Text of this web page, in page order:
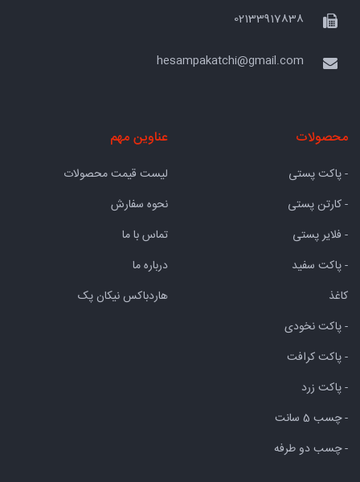
02133917838
hesampakatchi@gmail.com
محصولات
- پاکت پستی
- کارتن پستی
- فلایر پستی
- پاکت سفید
کاغذ
- پاکت نخودی
- پاکت کرافت
- پاکت زرد
- چسب 5 سانت
- چسب دو طرفه
عناوین مهم
لیست قیمت محصولات
نحوه سفارش
تماس با ما
درباره ما
هاردباکس نیکان پک